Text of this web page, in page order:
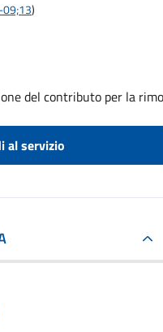
)
del contributo per la
al servizio